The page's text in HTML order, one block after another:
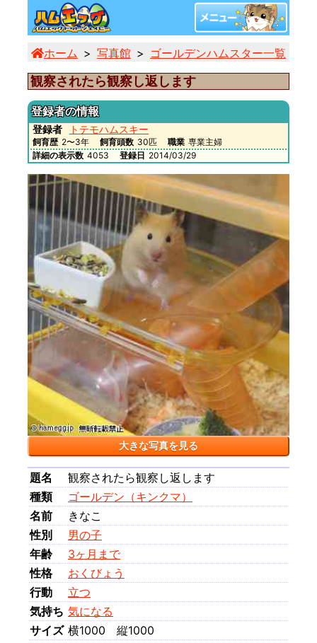
ホーム 写真館 ゴールデンハムスター一覧
観察されたら観察し返します
登録者の情報
登録者 トテモハムスキー
飼育歴 2〜3年 飼育頭数 30匹 職業 専業主婦
詳細の表示数 4053 登録日 2014/03/29
大きな写真を見る
題名
観察されたら観察し返します
種類
ゴールデン（キンクマ）
名前
きなこ
性別
男の子
年齢
3ヶ月まで
性格
おくびょう
行動
立つ
気持ち 気になる
サイズ 横1000 縦1000